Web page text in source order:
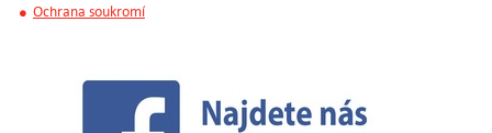
Ochrana soukromí